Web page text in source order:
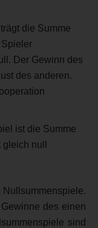
die Summe
Der Gewinn des
des anderen.
ist die Summe
null
Nullsummenspiele.
des einen
sind